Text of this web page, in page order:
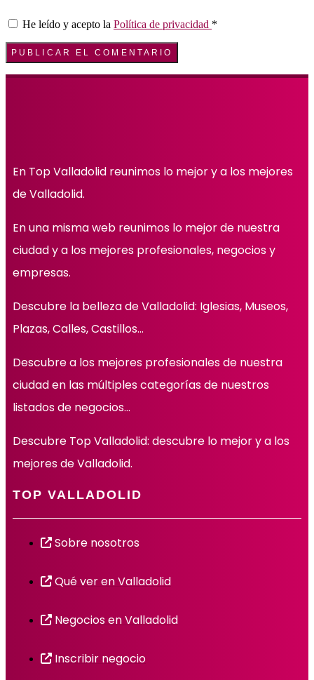
He leído y acepto la Política de privacidad *
En Top Valladolid reunimos lo mejor y a los mejores
de Valladolid.
En una misma web reunimos lo mejor de nuestra
ciudad y a los mejores profesionales, negocios y
empresas.
Descubre la belleza de Valladolid: Iglesias, Museos,
Plazas, Calles, Castillos…
Descubrea los mejores profesionales de nuestra
ciudad en las múltiples categorías de nuestros
listados de negocios…
Descubre Top Valladolid: descubre lo mejor y a los
mejores de Valladolid.
TOP VALLADOLID
Sobre nosotros
Qué ver en Valladolid
Negocios en Valladolid
Inscribir negocio